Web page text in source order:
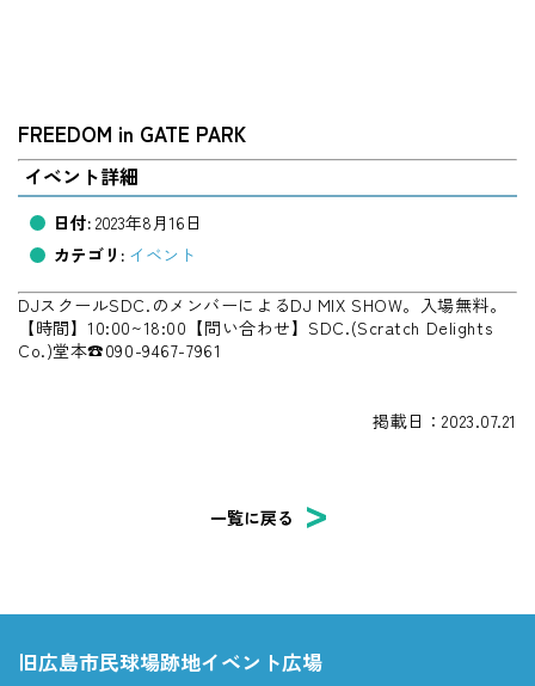
FREEDOM in GATE PARK
イベント詳細
日付: 2023年8月16日
カテゴリ: イベント
DJスクールSDC.のメンバーによるDJ MIX SHOW。入場無料。
【時間】10:00~18:00【問い合わせ】SDC.(Scratch Delights
Co.)堂本☎090-9467-7961
掲載日：2023.07.21
一覧に戻る
旧広島市民球場跡地イベント広場